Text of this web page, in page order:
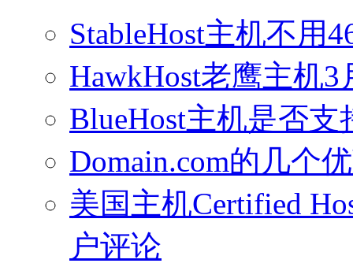
StableHost主机不用
HawkHost老鹰主机
BlueHost主机是否
Domain.com的几个
美国主机Certified
户评论